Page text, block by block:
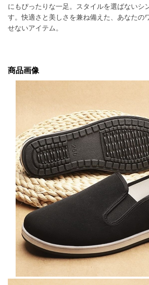
にもぴったりな一足。スタイルを選ばないシ
す。快適さと美しさを兼ね備えた、あなたの
せないアイテム。
商品画像